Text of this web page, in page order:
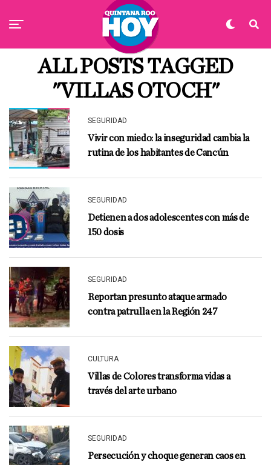
ALL POSTS TAGGED
"VILLAS OTOCH"
SEGURIDAD
Vivir con miedo: la inseguridad cambia la
rutina de los habitantes de Cancún
SEGURIDAD
Detienen a dos adolescentes con más de
150 dosis
SEGURIDAD
Reportan presunto ataque armado
contra patrulla en la Región 247
CULTURA
Villas de Colores transforma vidas a
través del arte urbano
SEGURIDAD
Persecución y choque generan caos en